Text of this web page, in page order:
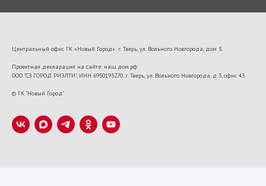
Центральный офис ГК «Новый Город»: г. Тверь, ул. Вольного Новгорода, дом 3.
Проектная декларация на сайте: наш.дом.рф
ООО "СЗ ГОРОД РИЭЛТИ", ИНН 6950193270, г. Тверь, ул. Вольного Новгорода, д 3, офис 43
© ГК "Новый Город"